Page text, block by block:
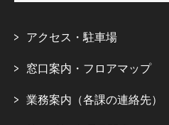
アクセス・駐車場
窓口案内・フロアマップ
業務案内（各課の連絡先）